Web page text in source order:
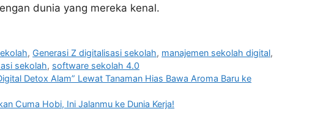
dunia yang mereka kenal.
, Generasi Z digitalisasi sekolah, manajemen sekolah digital,
sekolah, software sekolah 4.0
Detox Alam” Lewat Tanaman Hias Bawa Aroma Baru ke
Cuma Hobi, Ini Jalanmu ke Dunia Kerja!